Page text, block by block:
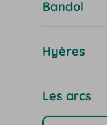
Bandol
Hyères
Les arcs